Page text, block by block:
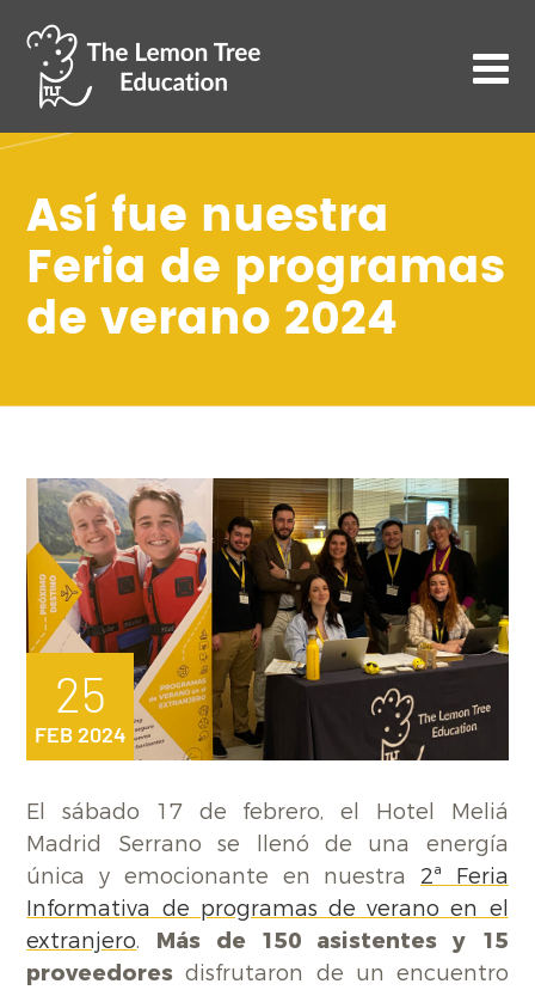
Así fue nuestra
Feria de programas
de verano 2024
25
FEB 2024
El sábado 17 de febrero, el Hotel Meliá
Madrid Serrano se llenó de una energía
única y emocionante en nuestra 2ª Feria
Informativa de programas de verano en el
extranjero. Más de 150 asistentes y 15
proveedores disfrutaron de un encuentro